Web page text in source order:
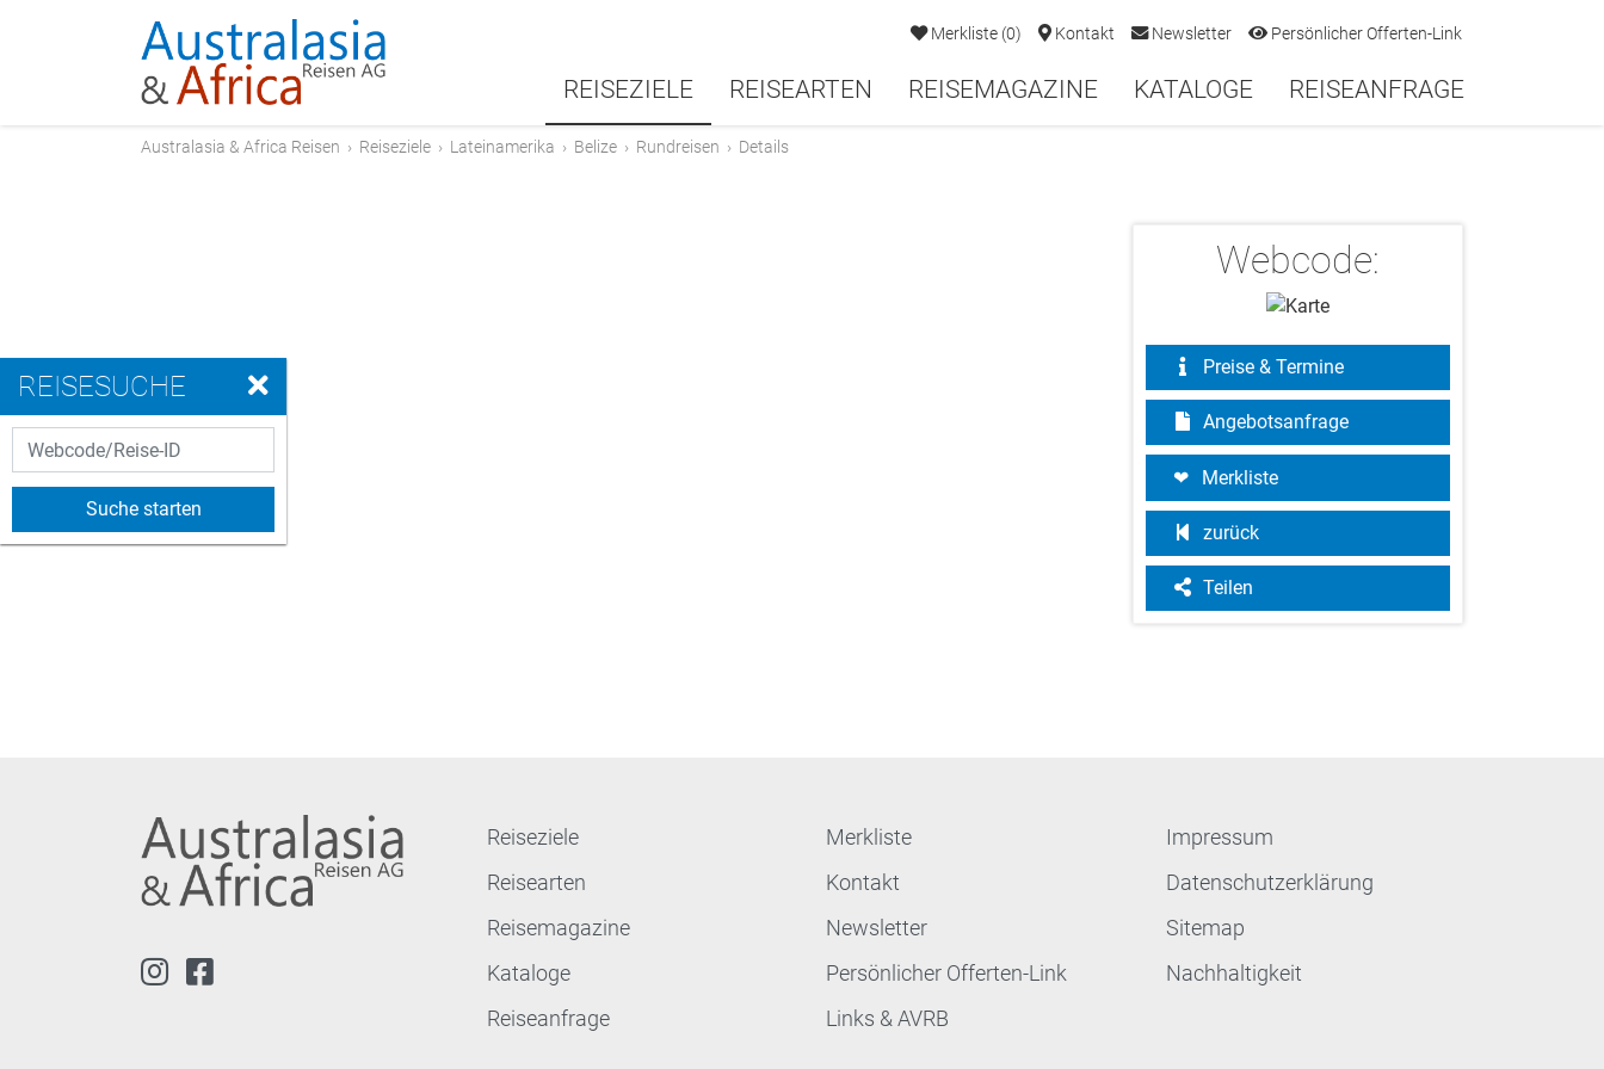
Merkliste (0) Kontakt Newsletter Persönlicher Offerten-Link
REISEZIELE REISEARTEN REISEMAGAZINE KATALOGE REISEANFRAGE
Australasia & Africa Reisen › Reiseziele › Lateinamerika › Belize › Rundreisen › Details
Webcode:
Preise & Termine
Angebotsanfrage
Merkliste
zurück
Teilen
Reiseziele
Reisearten
Reisemagazine
Kataloge
Reiseanfrage
Merkliste
Kontakt
Newsletter
Persönlicher Offerten-Link
Links & AVRB
Impressum
Datenschutzerklärung
Sitemap
Nachhaltigkeit
REISESUCHE
Suche starten